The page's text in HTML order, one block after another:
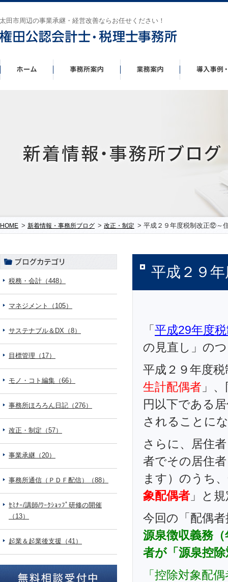
太田市周辺の事業承継・経営改善ならお任せください！
HOME > 新着情報・事務所ブログ > 改正・制定 > 平成２９年度税制改正⑫～
平成２９
「平成29年度
の見直し」の
平成２９年度
生計配偶者 」
円以下である
されることに
さらに、居住
者でその居住
ます）のうち
象配偶者 」と
今回の「配偶
源泉徴収義務
者が「源泉控
「控除対象配
税務・会計（448）
マネジメント（105）
サステナブル＆DX（8）
目標管理（17）
モノ・コト編集（66）
事務所ほろろん日記（276）
改正・制定（57）
事業承継（20）
事務所通信（ＰＤＦ配信）（88）
ｾﾐﾅｰ/講師/ﾜｰｸｼｮｯﾌﾟ研修の開催
（13）
起業＆起業後支援（41）